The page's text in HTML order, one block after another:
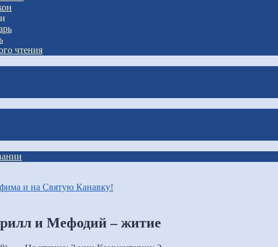
чтения
и Мефодий – житие